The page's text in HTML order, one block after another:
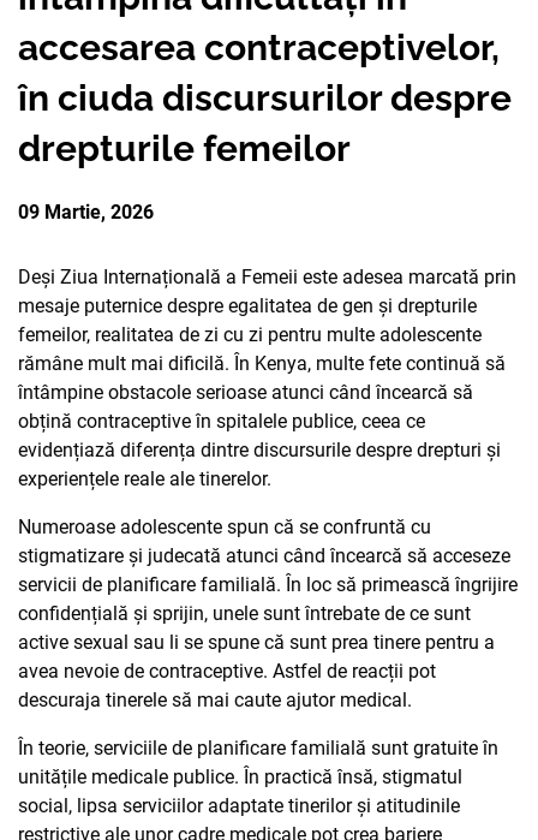
PARTENERII
DONATORII
AVORTUL
PREVENIREA
EDUCAȚIA SEXUALĂ
NOUTĂȚI NOUTATI CIDSR
DE LA PARTENERII
PUBLICAȚII
accesarea contraceptivelor,
în ciuda discursurilor despre
drepturile femeilor
09 Martie, 2026
Deși Ziua Internațională a Femeii este adesea marcată prin
mesaje puternice despre egalitatea de gen și drepturile
femeilor, realitatea de zi cu zi pentru multe adolescente
rămâne mult mai dificilă. În Kenya, multe fete continuă să
întâmpine obstacole serioase atunci când încearcă să
obțină contraceptive în spitalele publice, ceea ce
evidențiază diferența dintre discursurile despre drepturi și
experiențele reale ale tinerelor.
Numeroase adolescente spun că se confruntă cu
stigmatizare și judecată atunci când încearcă să acceseze
servicii de planificare familială. În loc să primească îngrijire
confidențială și sprijin, unele sunt întrebate de ce sunt
active sexual sau li se spune că sunt prea tinere pentru a
avea nevoie de contraceptive. Astfel de reacții pot
descuraja tinerele să mai caute ajutor medical.
În teorie, serviciile de planificare familială sunt gratuite în
unitățile medicale publice. În practică însă, stigmatul
social, lipsa serviciilor adaptate tinerilor și atitudinile
restrictive ale unor cadre medicale pot crea bariere